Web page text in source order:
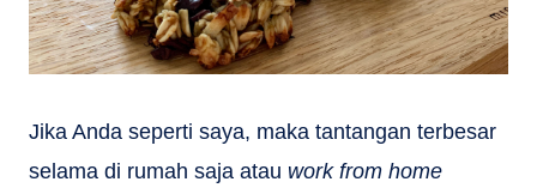
Jika Anda seperti saya, maka tantangan terbesar
selama di rumah saja atau work from home